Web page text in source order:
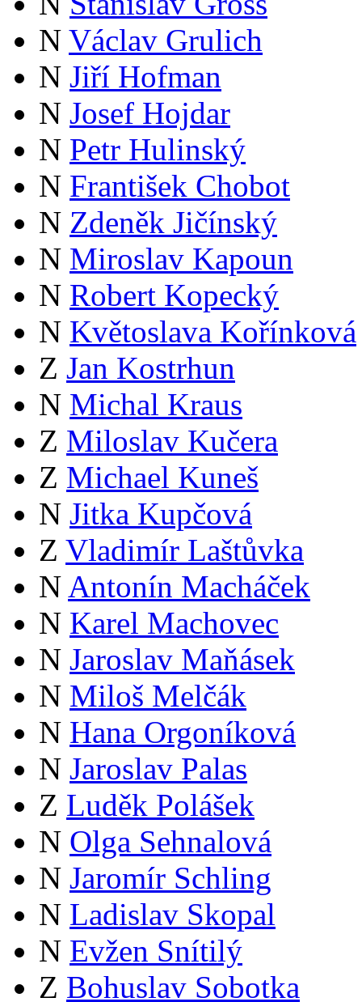
N Václav Grulich
N Jiří Hofman
N Josef Hojdar
N Petr Hulinský
N František Chobot
N Zdeněk Jičínský
N Miroslav Kapoun
N Robert Kopecký
N Květoslava Kořínková
Z Jan Kostrhun
N Michal Kraus
Z Miloslav Kučera
Z Michael Kuneš
N Jitka Kupčová
Z Vladimír Laštůvka
N Antonín Macháček
N Karel Machovec
N Jaroslav Maňásek
N Miloš Melčák
N Hana Orgoníková
N Jaroslav Palas
Z Luděk Polášek
N Olga Sehnalová
N Jaromír Schling
N Ladislav Skopal
N Evžen Snítilý
Z Bohuslav Sobotka